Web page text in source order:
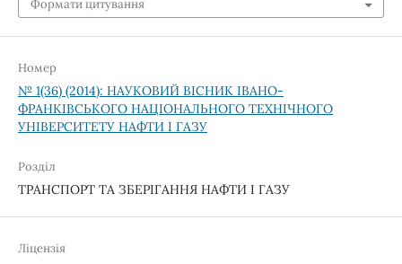
Формати цитування
Номер
№ 1(36) (2014): НАУКОВИЙ ВІСНИК ІВАНО-
ФРАНКІВСЬКОГО НАЦІОНАЛЬНОГО ТЕХНІЧНОГО
УНІВЕРСИТЕТУ НАФТИ І ГАЗУ
Розділ
ТРАНСПОРТ ТА ЗБЕРІГАННЯ НАФТИ І ГАЗУ
Ліцензія